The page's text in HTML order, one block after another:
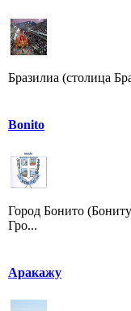
Бразилиа (столица
Bonito
Город Бонито
Гро...
Аракажу